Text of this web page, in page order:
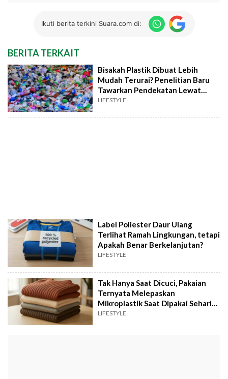
Ikuti berita terkini Suara.com di:
BERITA TERKAIT
Bisakah Plastik Dibuat Lebih
Mudah Terurai? Penelitian Baru
Tawarkan Pendekatan Lewat
Upcycling
LIFESTYLE
Label Poliester Daur Ulang
Terlihat Ramah Lingkungan, tetapi
Apakah Benar Berkelanjutan?
LIFESTYLE
Tak Hanya Saat Dicuci, Pakaian
Ternyata Melepaskan
Mikroplastik Saat Dipakai Sehari-
hari
LIFESTYLE